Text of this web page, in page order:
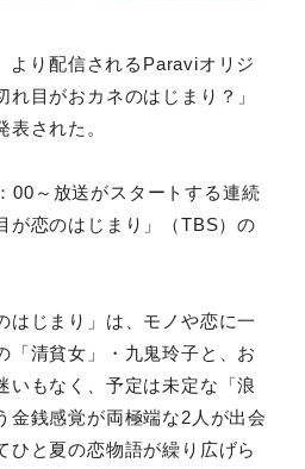
より配信されるParaviオリジ
目がおカネのはじまり？」
された。
00～放送がスタートする連続
が恋のはじまり」（TBS）の
はじまり」は、モノや恋に一
「清貧女」・九鬼玲子と、お
いもなく、予定は未定な「浪
金銭感覚が両極端な2人が出会
ひと夏の恋物語が繰り広げら